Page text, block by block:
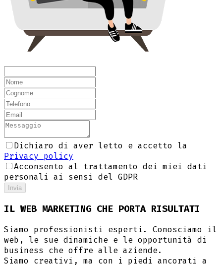
Dichiaro di aver letto e accetto la
Privacy policy
Acconsento al trattamento dei miei dati
personali ai sensi del GDPR
Invia
IL WEB MARKETING CHE PORTA RISULTATI
Siamo professionisti esperti. Conosciamo il
web, le sue dinamiche e le opportunità di
business che offre alle aziende.
Siamo creativi, ma con i piedi ancorati a